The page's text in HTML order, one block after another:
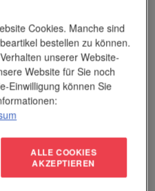
Erfahrung im
tagtäglich zugute,
Werbedruckund
Cookies. Manche sind
bestellen zu können.
unserer Website-
Website für Sie noch
Einwilligung können Sie
ALLE COOKIES
AKZEPTIEREN